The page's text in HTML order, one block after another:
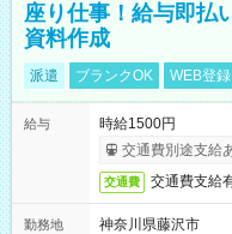
座り仕事！給与即払
資料作成
派遣 ブランクOK WEB登
給与
時給1500円
交通費別途支給
交通費 交通費支給
勤務地
神奈川県藤沢市